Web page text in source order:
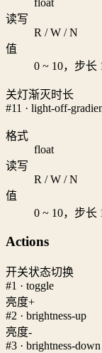
读写
R / W / N
值
0 ~ 10，步长
关灯渐灭时长
#11 · light-off-
格式
float
读写
R / W / N
值
0 ~ 10，步长
Actions
开关状态切换
#1 · toggle
亮度+
#2 · brightness-up
亮度-
#3 · brightness-down